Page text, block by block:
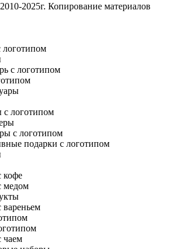
2025г. Копирование материалов
с логотипом
логотипом
с логотипом
подарки с логотипом
кофе
медом
чаем